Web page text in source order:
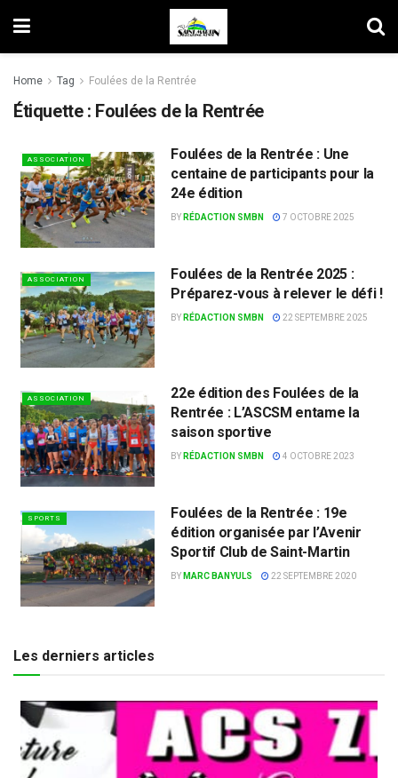
Home Tag Foulées de la Rentrée
Étiquette : Foulées de la Rentrée
ASSOCIATION
Foulées de la Rentrée : Une
centaine de participants pour la
24e édition
BY RÉDACTION SMBN 7 OCTOBRE 2025
ASSOCIATION
Foulées de la Rentrée 2025 :
Préparez-vous à relever le défi !
BY RÉDACTION SMBN 22 SEPTEMBRE 2025
ASSOCIATION
22e édition des Foulées de la
Rentrée : L’ASCSM entame la
saison sportive
BY RÉDACTION SMBN 4 OCTOBRE 2023
SPORTS
Foulées de la Rentrée : 19e
édition organisée par l’Avenir
Sportif Club de Saint-Martin
BY MARC BANYULS 22 SEPTEMBRE 2020
Les derniers articles